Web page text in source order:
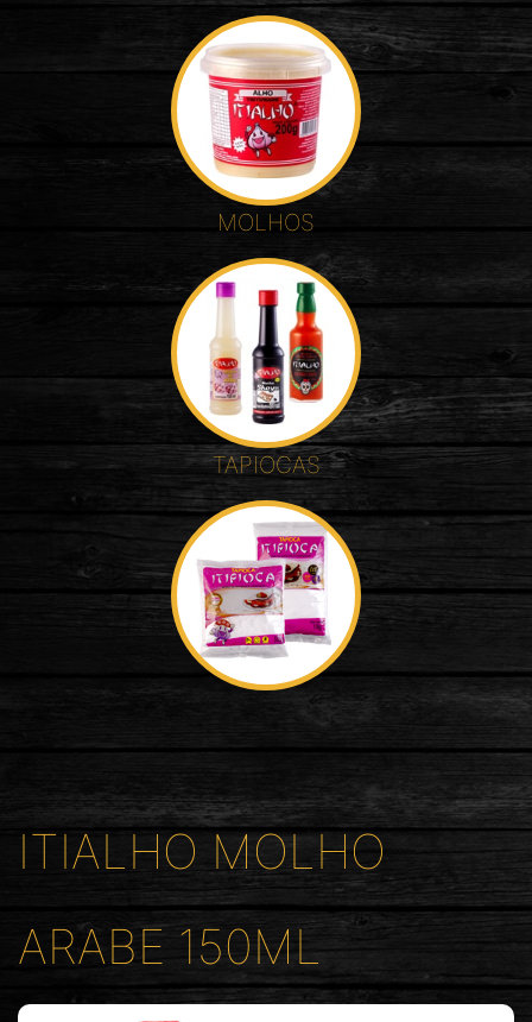
MOLHOS
TAPIOCAS
ITIALHO MOLHO
ARABE 150ML